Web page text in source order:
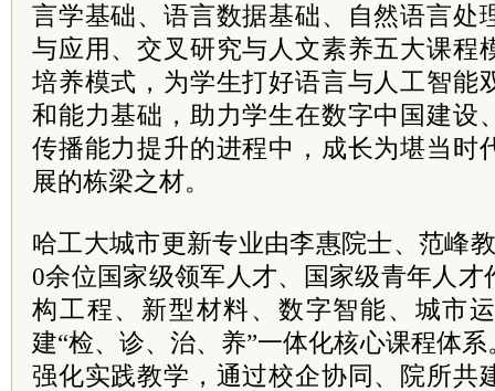
言学基础、语言数据基础、自然语言处
与应用、交叉研究与人文素养五大课程
培养模式，为学生打好语言与人工智能
和能力基础，助力学生在数字中国建设
传播能力提升的进程中，成长为堪当时
展的栋梁之材。
哈工大城市更新专业由李惠院士、范峰
0余位国家级领军人才、国家级青年人
构工程、新型材料、数字智能、城市
建“检、诊、治、养”一体化核心课程体
强化实践教学，通过校企协同、院所共